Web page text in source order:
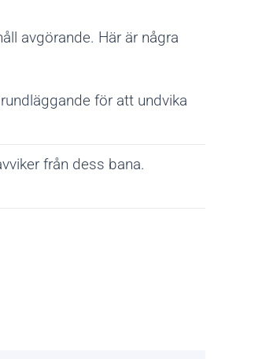
avgörande. Här är några
för att undvika
från dess bana.